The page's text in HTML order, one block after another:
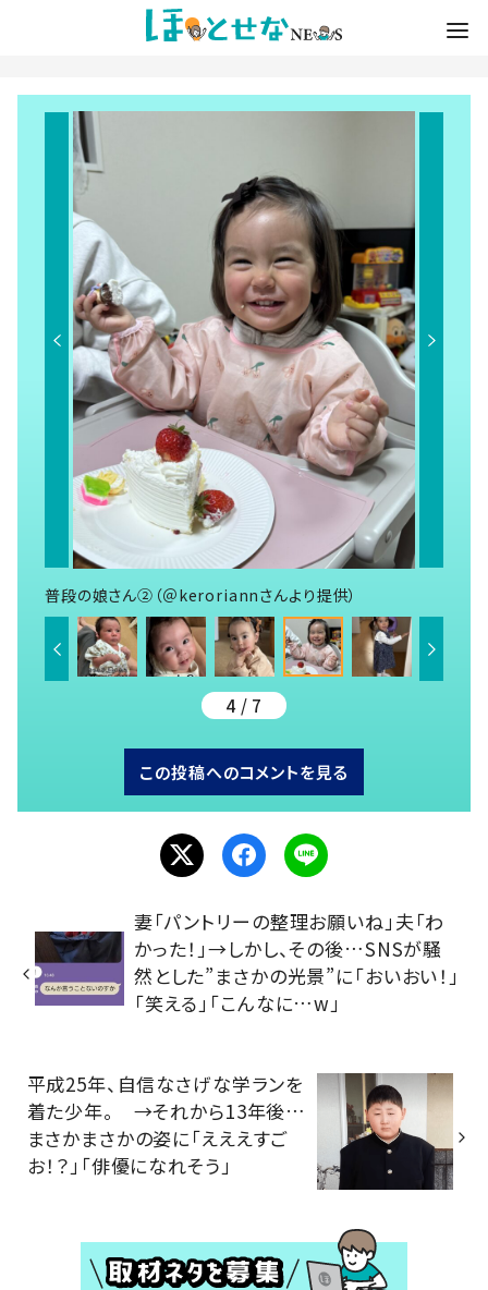
普段の娘さん②（＠keroriannさんより提供）
4 / 7
この投稿へのコメントを見る
妻「パントリーの整理お願いね」夫「わ
かった！」→しかし、その後…SNSが騒
然とした”まさかの光景”に「おいおい！」
「笑える」「こんなに…w」
平成25年、自信なさげな学ランを
着た少年。 →それから13年後…
まさかまさかの姿に「えええすご
お！？」「俳優になれそう」